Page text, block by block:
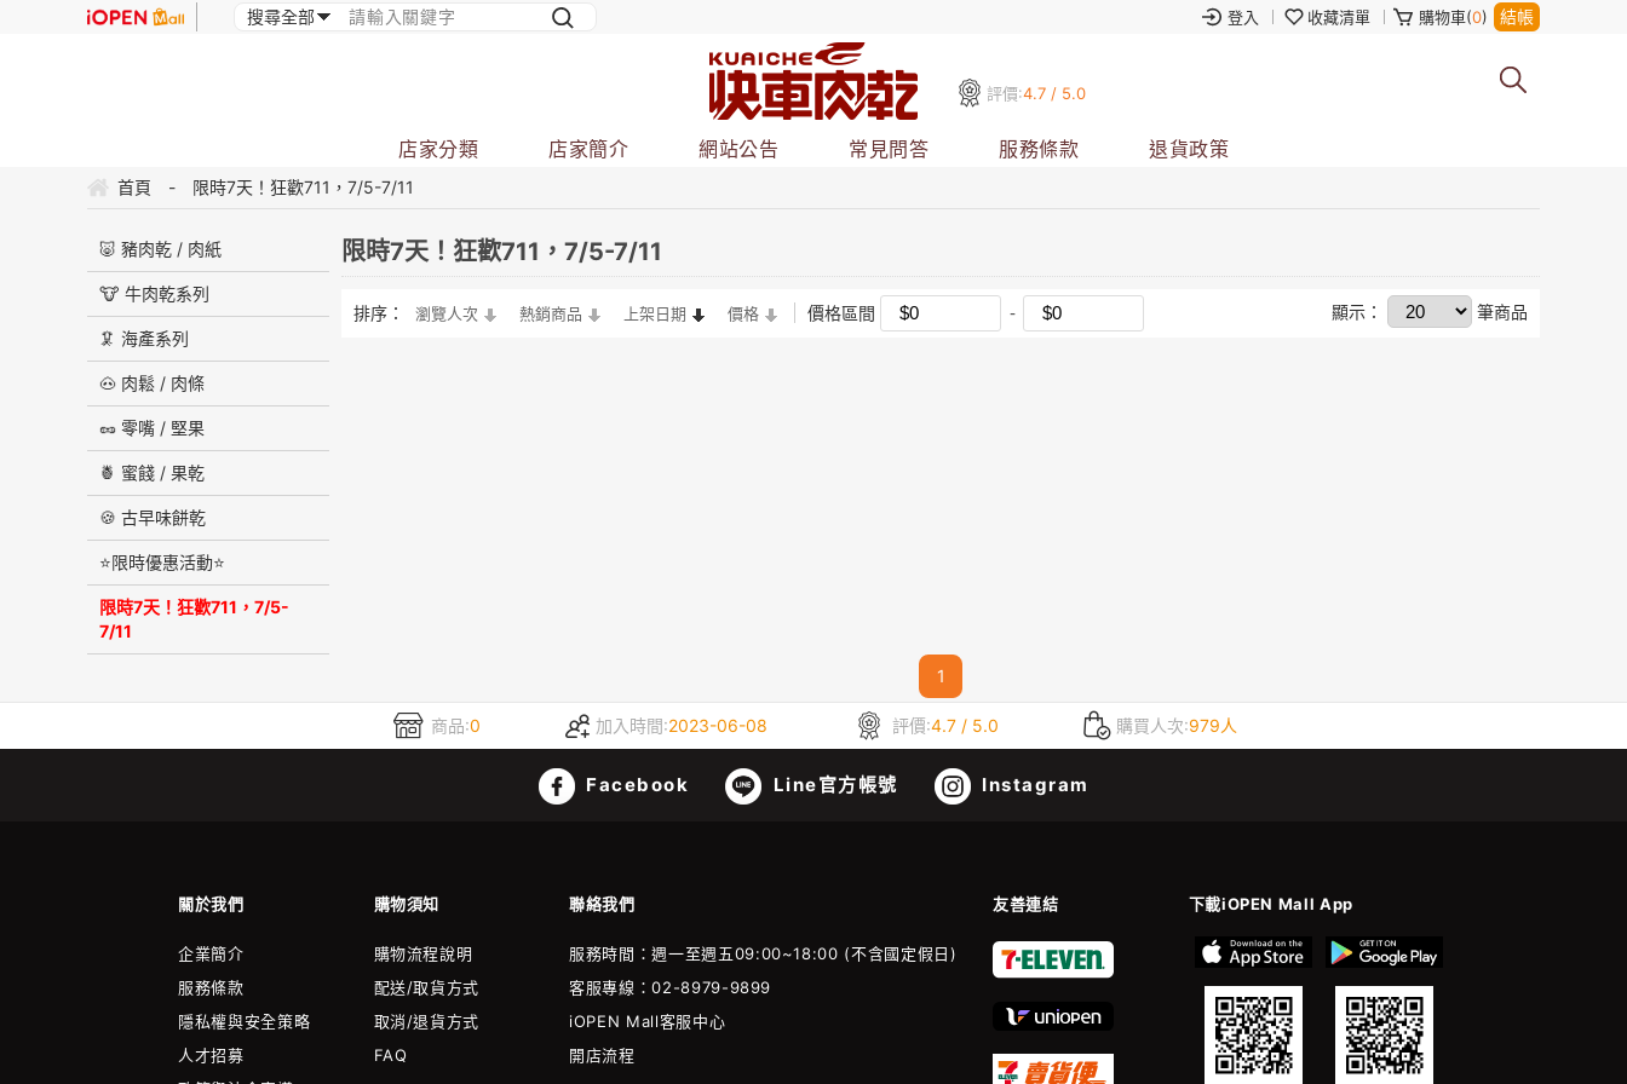
登入 收藏清單 購物車(0) 結帳
評價:4.7 / 5.0
店家分類 店家簡介 網站公告 常見問答 服務條款 退貨政策
首頁 - 限時7天！狂歡711，7/5-7/11
🐷 豬肉乾 / 肉紙
🐮 牛肉乾系列
🦑 海產系列
🐽 肉鬆 / 肉條
🥜 零嘴 / 堅果
🍍 蜜餞 / 果乾
🍪 古早味餅乾
⭐限時優惠活動⭐
限時7天！狂歡711，7/5-
7/11
限時7天！狂歡711，7/5-7/11
排序： 瀏覽人次 熱銷商品 上架日期 價格 價格區間 顯示： 筆商品
1
商品:0 加入時間:2023-06-08 評價:4.7 / 5.0 購買人次:979人
Facebook Line官方帳號 Instagram
關於我們 購物須知 聯絡我們 友善連結 下載iOPEN Mall App
企業簡介
服務條款
隱私權與安全策略
人才招募
購物流程說明
配送/取貨方式
取消/退貨方式
FAQ
服務時間：週一至週五09:00~18:00 (不含國定假日)
客服專線：02-8979-9899
iOPEN Mall客服中心
開店流程